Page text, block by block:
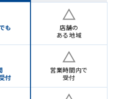
も
店舗の
ある地域
付
営業時間内で
受付